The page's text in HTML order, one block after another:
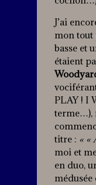
J’ai
mon tout
basse et
étaient
PLAY ! I
terme…),
titre : « «
moi et
en duo,